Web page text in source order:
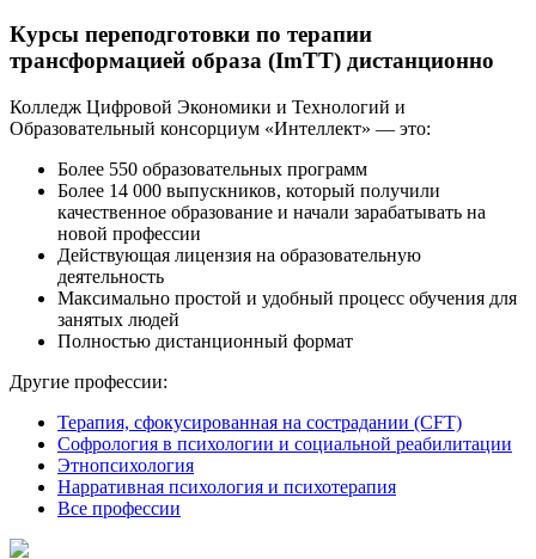
Курсы переподготовки по терапии
трансформацией образа (ImTT) дистанционно
Колледж Цифровой Экономики и Технологий и
Образовательный консорциум «Интеллект» — это:
Более 550 образовательных программ
Более 14 000 выпускников, который получили
качественное образование и начали зарабатывать на
новой профессии
Действующая лицензия на образовательную
деятельность
Максимально простой и удобный процесс обучения для
занятых людей
Полностью дистанционный формат
Другие профессии:
Терапия, сфокусированная на сострадании (CFT)
Софрология в психологии и социальной реабилитации
Этнопсихология
Нарративная психология и психотерапия
Все профессии